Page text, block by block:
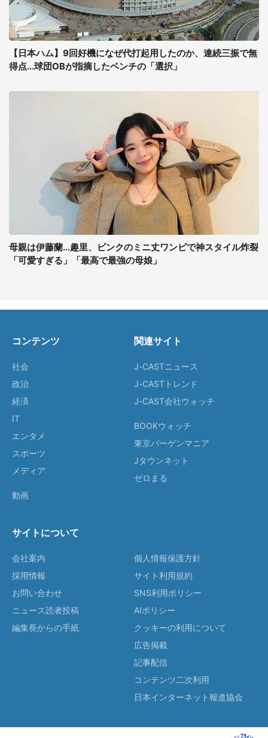
【日本ハム】9回好機になぜ代打起用したのか、連続三振で無
得点...球団OBが指摘したベンチの「選択」
母親は伊藤蘭...趣里、ピンクのミニ丈ワンピで神スタイル炸裂
「可愛すぎる」「最高で最強の母娘」
コンテンツ
社会
政治
経済
IT
エンタメ
スポーツ
メディア
動画
関連サイト
J-CASTニュース
J-CASTトレンド
J-CAST会社ウォッチ
BOOKウォッチ
東京バーゲンマニア
Jタウンネット
ゼロまる
サイトについて
会社案内
採用情報
お問い合わせ
ニュース読者投稿
編集長からの手紙
個人情報保護方針
サイト利用規約
SNS利用ポリシー
AIポリシー
クッキーの利用について
広告掲載
記事配信
コンテンツ二次利用
日本インターネット報道協会